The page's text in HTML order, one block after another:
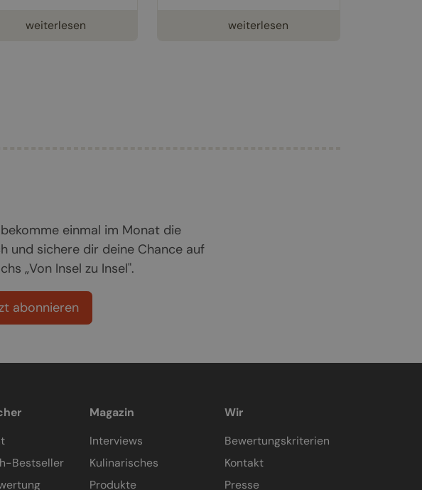
weiterlesen weiterlesen
einmal im Monat die
und sichere dir deine Chance auf
„Von Insel zu Insel".
abonnieren
Bestseller
Magazin
Interviews
Kulinarisches
Produkte
Wir
Bewertungskriterien
Kontakt
Presse